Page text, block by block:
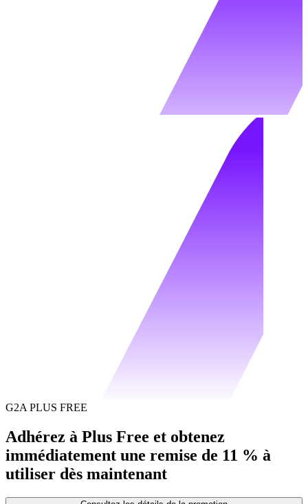
G2A PLUS FREE
Adhérez à Plus Free et obtenez
immédiatement une remise de 11 % à
utiliser dès maintenant